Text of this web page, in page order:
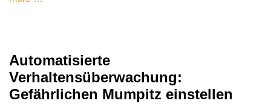
Automatisierte
Verhaltensüberwachung:
Gefährlichen Mumpitz einstellen